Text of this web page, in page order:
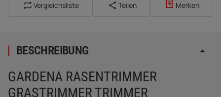
Vergleichsliste Teilen Merken
BESCHREIBUNG
GARDENA RASENTRIMMER
GRASTRIMMER TRIMMER